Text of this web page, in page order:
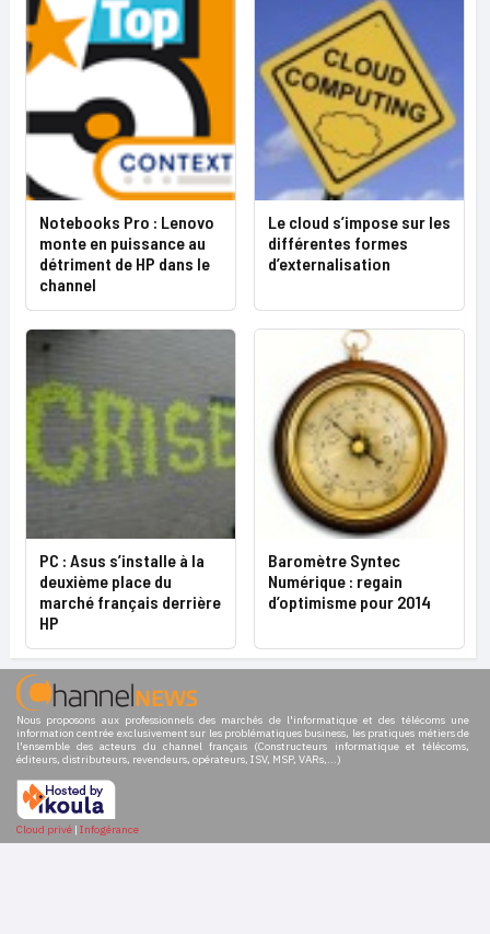
Notebooks Pro : Lenovo
monte en puissance au
détriment de HP dans le
channel
Le cloud s’impose sur les
différentes formes
d’externalisation
PC : Asus s’installe à la
deuxième place du
marché français derrière
HP
Baromètre Syntec
Numérique : regain
d’optimisme pour 2014
Nous proposons aux professionnels des marchés de l'informatique et des télécoms une
information centrée exclusivement sur les problématiques business, les pratiques métiers de
l'ensemble des acteurs du channel français (Constructeurs informatique et télécoms,
éditeurs, distributeurs, revendeurs, opérateurs, ISV, MSP, VARs,...)
Cloud privé | Infogérance